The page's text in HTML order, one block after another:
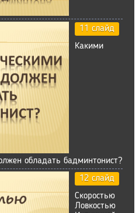
11 слайд
Какими
обладать бадминтонист?
12 слайд
Скоростью
Ловкостью